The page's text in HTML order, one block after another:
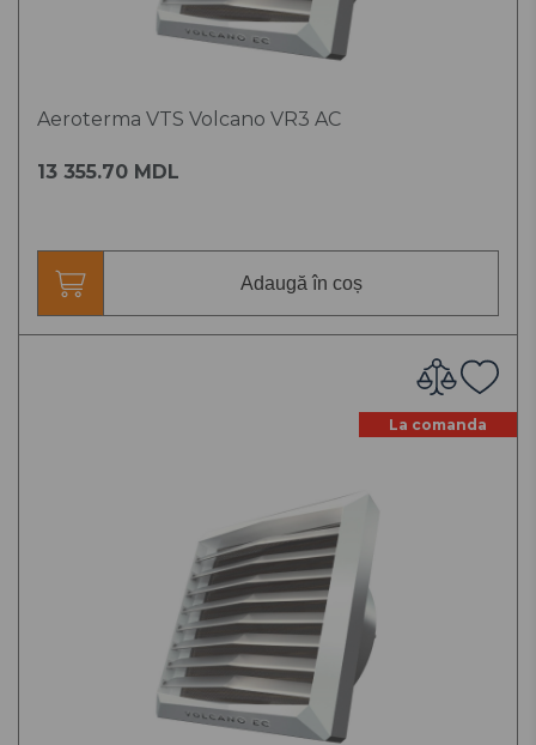
Aeroterma VTS Volcano VR3 AC
13 355.70 MDL
Adaugă în coș
La comanda